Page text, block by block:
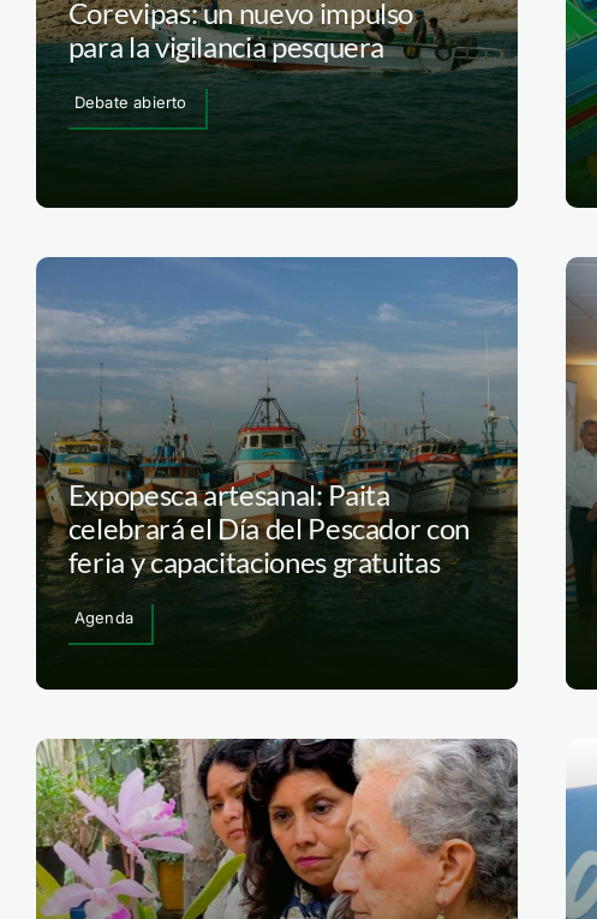
Corevipas: un nuevo impulso
para la vigilancia pesquera
Debate abierto
Expopesca artesanal: Paita
celebrará el Día del Pescador con
feria y capacitaciones gratuitas
Agenda